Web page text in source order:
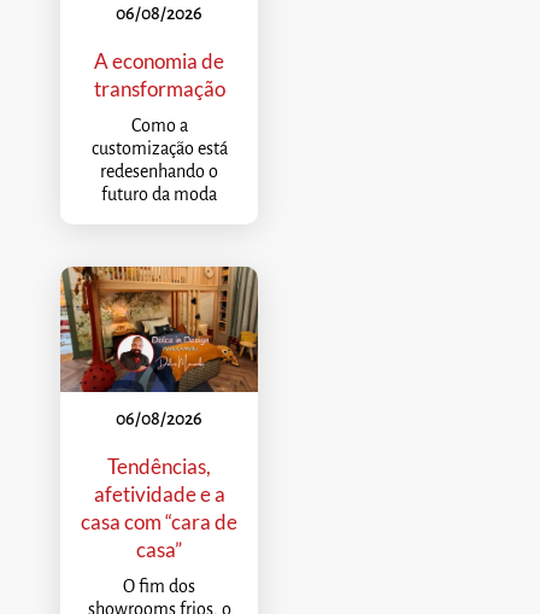
06/08/2026
A economia de
transformação
Como a
customização está
redesenhando o
futuro da moda
06/08/2026
Tendências,
afetividade e a
casa com “cara de
casa”
O fim dos
showrooms frios, o